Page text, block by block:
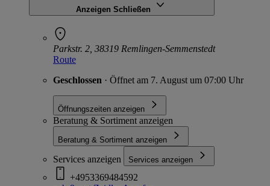
Anzeigen Schließen
Parkstr. 2, 38319 Remlingen-Semmenstedt
Route
Geschlossen · Öffnet am 7. August um 07:00 Uhr
Öffnungszeiten anzeigen
Beratung & Sortiment anzeigen
Beratung & Sortiment anzeigen
Services anzeigen Services anzeigen
+4953369484592